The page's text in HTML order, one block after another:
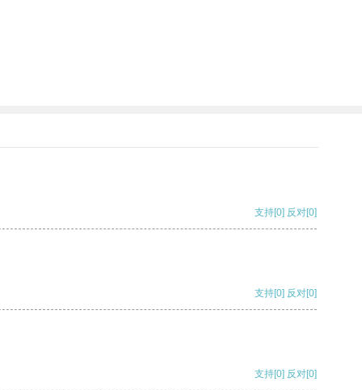
支持[0] 反对[0]
支持[0] 反对[0]
支持[0] 反对[0]